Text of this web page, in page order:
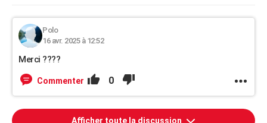
Polo
16 avr. 2025 à 12:52
Merci ????
Commenter 0
Afficher toute la discussion